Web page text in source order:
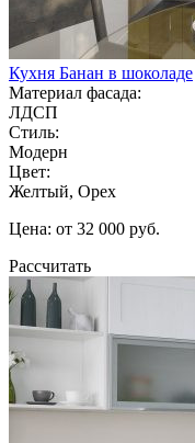
Кухня Банан в шоколаде
Материал фасада:
ЛДСП
Стиль:
Модерн
Цвет:
Желтый, Орех
Цена: от 32 000 руб.
Рассчитать